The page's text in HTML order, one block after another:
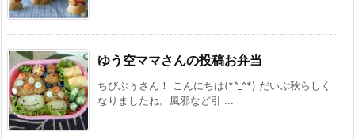
ゆう空ママさんの投稿お弁当
ちびぶぅさん！ こんにちは(*^_^*) だいぶ秋らしく
なりましたね。風邪など引 ...